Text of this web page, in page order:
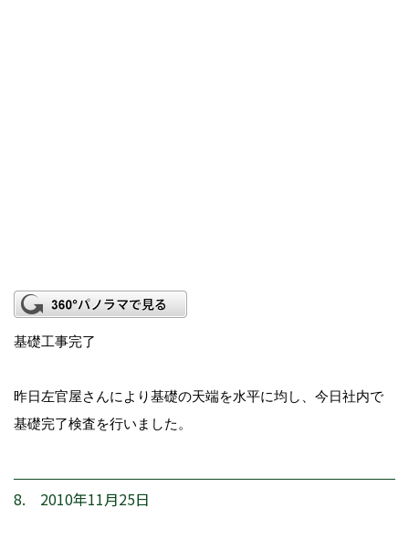
基礎工事完了
昨日左官屋さんにより基礎の天端を水平に均し、今日社内で
基礎完了検査を行いました。
8. 2010年11月25日